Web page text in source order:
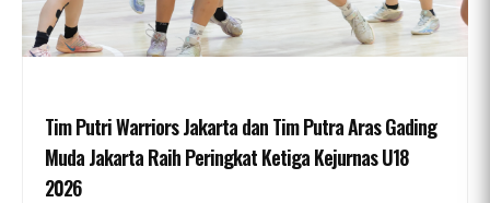
Tim Putri Warriors Jakarta dan Tim Putra Aras Gading
Muda Jakarta Raih Peringkat Ketiga Kejurnas U18
2026